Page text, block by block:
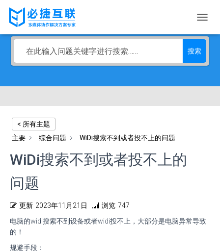
换
导
常见问题FAQ
搜索
< 所有主题
主要
综合问题 WiDi搜索不到或者投不上的问题
WiDi搜索不到或者投不上的
问题
更新 2023年11月21日 浏览 747
电脑的widi搜索不到设备或者widi投不上，大部分是电脑异常导致
的！
规避手段：